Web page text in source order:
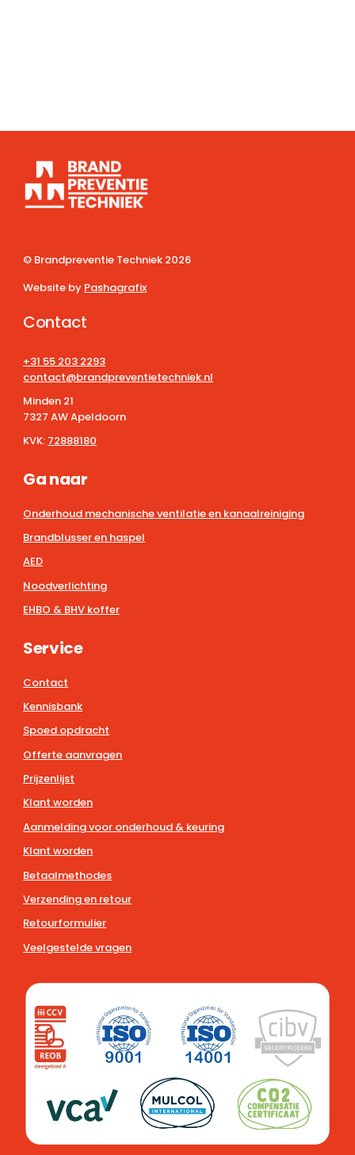
© Brandpreventie Techniek 2026
Website by Pashagrafix
Contact
+31 55 203 2293
contact@brandpreventietechniek.nl
Minden 21
7327 AW Apeldoorn
KVK: 72888180
Ga naar
Onderhoud mechanische ventilatie en kanaalreiniging
Brandblusser en haspel
AED
Noodverlichting
EHBO & BHV koffer
Service
Contact
Kennisbank
Spoed opdracht
Offerte aanvragen
Prijzenlijst
Klant worden
Aanmelding voor onderhoud & keuring
Klant worden
Betaalmethodes
Verzending en retour
Retourformulier
Veelgestelde vragen